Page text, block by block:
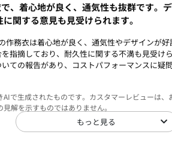
、着心地が良く、通気性も抜群です。
関する意見も見受けられます。
作務衣は着心地が良く、通気性やデザインが
指摘しており、耐久性に関する不満も見受け
ての報告があり、コストパフォーマンスに疑
AIで生成されたものです。カスタマーレビューは、
解を示すものではありません。
もっと見る